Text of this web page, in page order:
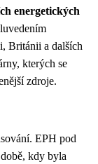
energetických
Británii a dalších
kterých se
zdroje.
EPH pod
kdy byla